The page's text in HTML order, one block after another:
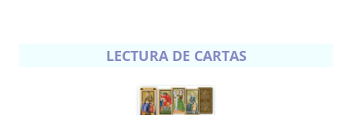
LECTURA DE CARTAS